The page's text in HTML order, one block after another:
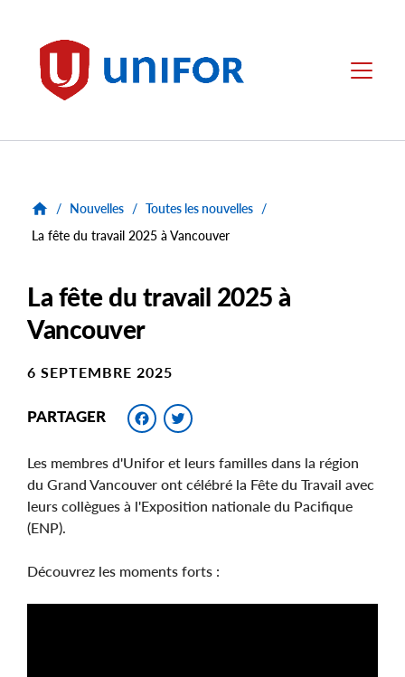
Unifor Menu
/ Nouvelles / Toutes les nouvelles /
La fête du travail 2025 à Vancouver
La fête du travail 2025 à
Vancouver
6 SEPTEMBRE 2025
PARTAGER Facebook
Les membres d'Unifor et leurs familles dans la région
du Grand Vancouver ont célébré la Fête du Travail avec
leurs collègues à l'Exposition nationale du Pacifique
(ENP).
Découvrez les moments forts :